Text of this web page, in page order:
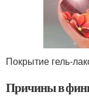
Покрытие гель-
Причины в